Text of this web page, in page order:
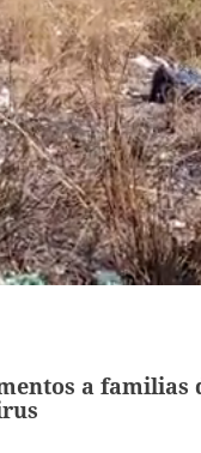
a familias